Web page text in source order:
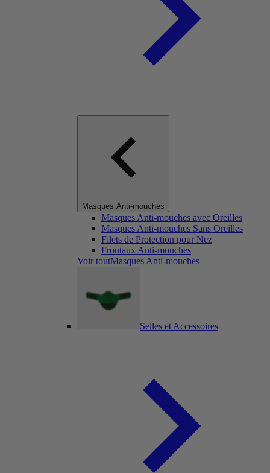
Masques Anti-mouches
Masques Anti-mouches avec Oreilles
Masques Anti-mouches Sans Oreilles
Filets de Protection pour Nez
Frontaux Anti-mouches
Voir toutMasques Anti-mouches
Selles et Accessoires